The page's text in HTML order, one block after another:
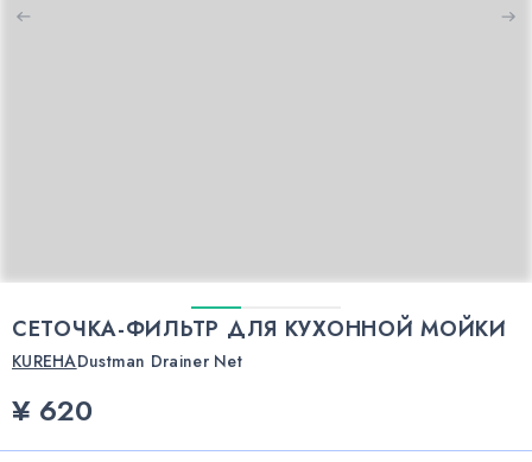
СЕТОЧКА-ФИЛЬТР ДЛЯ КУХОННОЙ МОЙКИ
KUREHADustman Drainer Net
¥ 620